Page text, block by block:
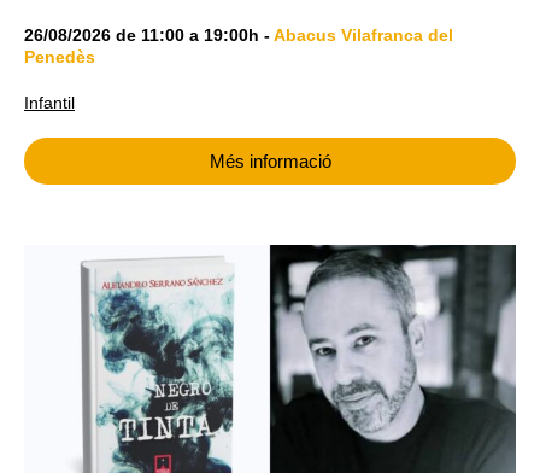
26/08/2026 de 11:00 a 19:00h -Abacus Vilafranca del
Penedès
Infantil
Més informació